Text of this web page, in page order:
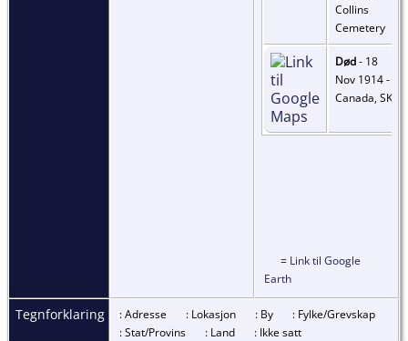
Collins
Cemetery
Død- 18
Nov 1914 -
Canada, SK
= Link til Google
Earth
Tegnforklaring : Adresse : Lokasjon : By
: Fylke/Grevskap
: Stat/Provins
: Land : Ikke satt